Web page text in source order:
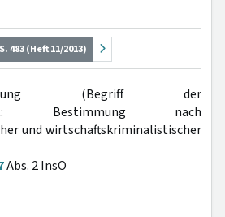
S. 483 (Heft 11/2013)
(Begriff der
Bestimmung nach
und wirtschaftskriminalistischer
Abs. 2 InsO